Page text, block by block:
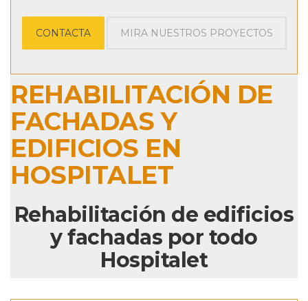
CONTACTA MIRA NUESTROS PROYECTOS
REHABILITACIÓN DE
FACHADAS Y
EDIFICIOS EN
HOSPITALET
Rehabilitación de edificios
y fachadas por todo
Hospitalet